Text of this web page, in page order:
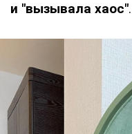
и "вызывала хаос".